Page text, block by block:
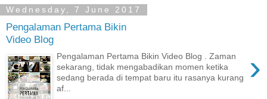
Wednesday, 7 June 2017
Pengalaman Pertama Bikin
Video Blog
›
Pengalaman Pertama Bikin Video Blog . Zaman
sekarang, tidak mengabadikan momen ketika
sedang berada di tempat baru itu rasanya kurang
af...